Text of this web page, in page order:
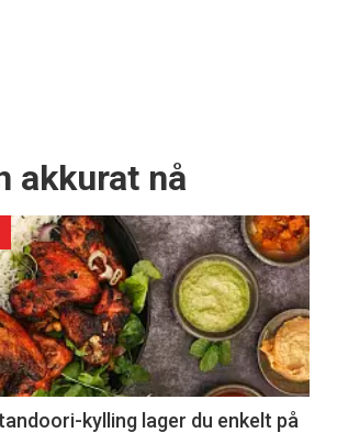
akkurat nå
kylling lager du enkelt på